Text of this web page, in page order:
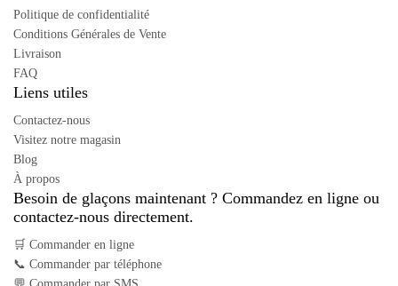
Politique de confidentialité
Conditions Générales de Vente
Livraison
FAQ
Liens utiles
Contactez-nous
Visitez notre magasin
Blog
À propos
Besoin de glaçons maintenant ? Commandez en ligne ou
contactez-nous directement.
🛒 Commander en ligne
📞 Commander par téléphone